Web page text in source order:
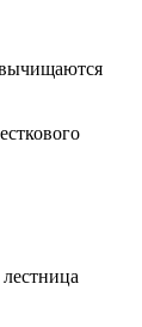
вычищаются